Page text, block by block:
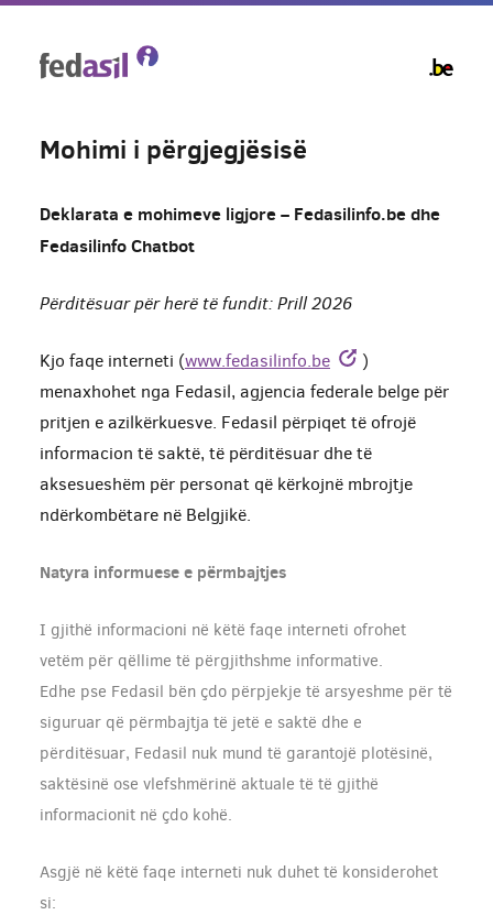
Mohimi i përgjegjësisë
Deklarata e mohimeve ligjore – Fedasilinfo.be dhe
Fedasilinfo Chatbot
Përditësuar për herë të fundit: Prill 2026
Kjo faqe interneti (www.fedasilinfo.be
)
menaxhohet nga Fedasil, agjencia federale belge për
pritjen e azilkërkuesve. Fedasil përpiqet të ofrojë
informacion të saktë, të përditësuar dhe të
aksesueshëm për personat që kërkojnë mbrojtje
ndërkombëtare në Belgjikë.
Natyra informuese e përmbajtjes
I gjithë informacioni në këtë faqe interneti ofrohet
vetëm për qëllime të përgjithshme informative.
Edhe pse Fedasil bën çdo përpjekje të arsyeshme për të
siguruar që përmbajtja të jetë e saktë dhe e
përditësuar, Fedasil nuk mund të garantojë plotësinë,
saktësinë ose vlefshmërinë aktuale të të gjithë
informacionit në çdo kohë.
Asgjë në këtë faqe interneti nuk duhet të konsiderohet
si: